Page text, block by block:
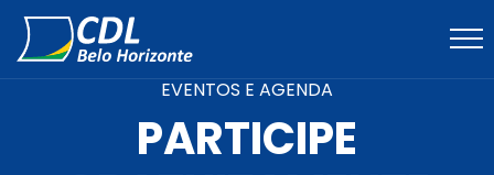
EVENTOS E AGENDA
PARTICIPE